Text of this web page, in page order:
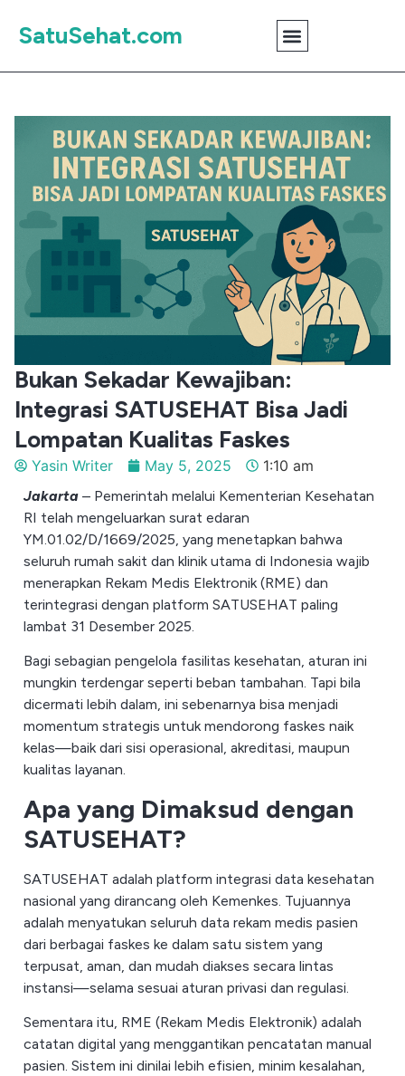
SatuSehat.com
Bukan Sekadar Kewajiban:
Integrasi SATUSEHAT Bisa Jadi
Lompatan Kualitas Faskes
Yasin Writer May 5, 2025 1:10 am
Jakarta – Pemerintah melalui Kementerian Kesehatan
RI telah mengeluarkan surat edaran
YM.01.02/D/1669/2025, yang menetapkan bahwa
seluruh rumah sakit dan klinik utama di Indonesia wajib
menerapkan Rekam Medis Elektronik (RME) dan
terintegrasi dengan platform SATUSEHAT paling
lambat 31 Desember 2025.
Bagi sebagian pengelola fasilitas kesehatan, aturan ini
mungkin terdengar seperti beban tambahan. Tapi bila
dicermati lebih dalam, ini sebenarnya bisa menjadi
momentum strategis untuk mendorong faskes naik
kelas—baik dari sisi operasional, akreditasi, maupun
kualitas layanan.
Apa yang Dimaksud dengan
SATUSEHAT?
SATUSEHAT adalah platform integrasi data kesehatan
nasional yang dirancang oleh Kemenkes. Tujuannya
adalah menyatukan seluruh data rekam medis pasien
dari berbagai faskes ke dalam satu sistem yang
terpusat, aman, dan mudah diakses secara lintas
instansi—selama sesuai aturan privasi dan regulasi.
Sementara itu, RME (Rekam Medis Elektronik) adalah
catatan digital yang menggantikan pencatatan manual
pasien. Sistem ini dinilai lebih efisien, minim kesalahan,